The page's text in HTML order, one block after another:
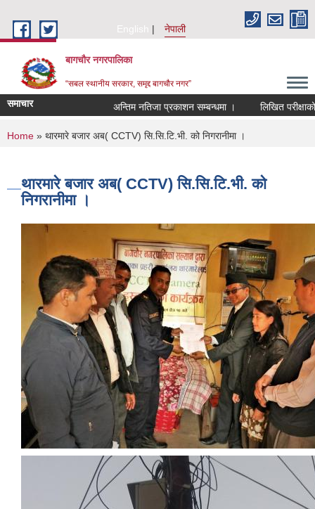
English
नेपाली
बागचौर नगरपालिका
“सबल स्थानीय सरकार, समृद्द बागचौर नगर”
समाचार अन्तिम नतिजा प्रकाशन सम्बन्धमा । लिखित परीक्षाको
You are here
Home » थारमारे बजार अब( CCTV) सि.सि.टि.भी. को निगरानीमा ।
थारमारे बजार अब( CCTV) सि.सि.टि.भी. को
निगरानीमा ।